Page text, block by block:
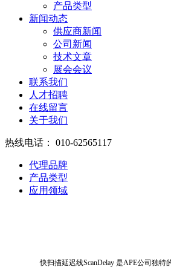
产品类型
新闻动态
供应商新闻
公司新闻
技术文章
展会会议
联系我们
人才招聘
在线留言
关于我们
热线电话： 010-62565117
代理品牌
产品类型
应用领域
快扫描延迟线ScanDelay 是APE公司独特